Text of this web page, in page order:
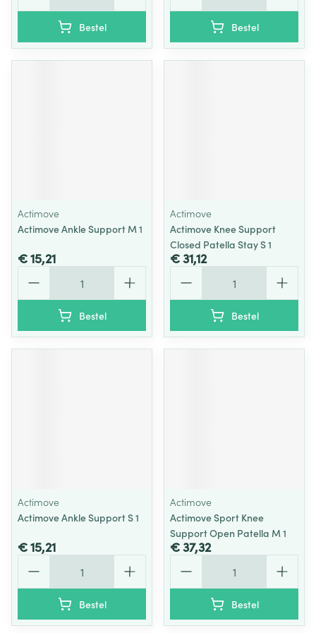
Bestel Bestel
Actimove
Actimove Ankle Support M 1
€ 15,21
Bestel
Actimove
Actimove Knee Support
Closed Patella Stay S 1
€ 31,12
Bestel
Actimove
Actimove Ankle Support S 1
€ 15,21
Bestel
Actimove
Actimove Sport Knee
Support Open Patella M 1
€ 37,32
Bestel